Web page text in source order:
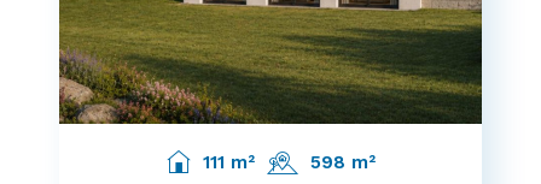
111 m² 598 m²